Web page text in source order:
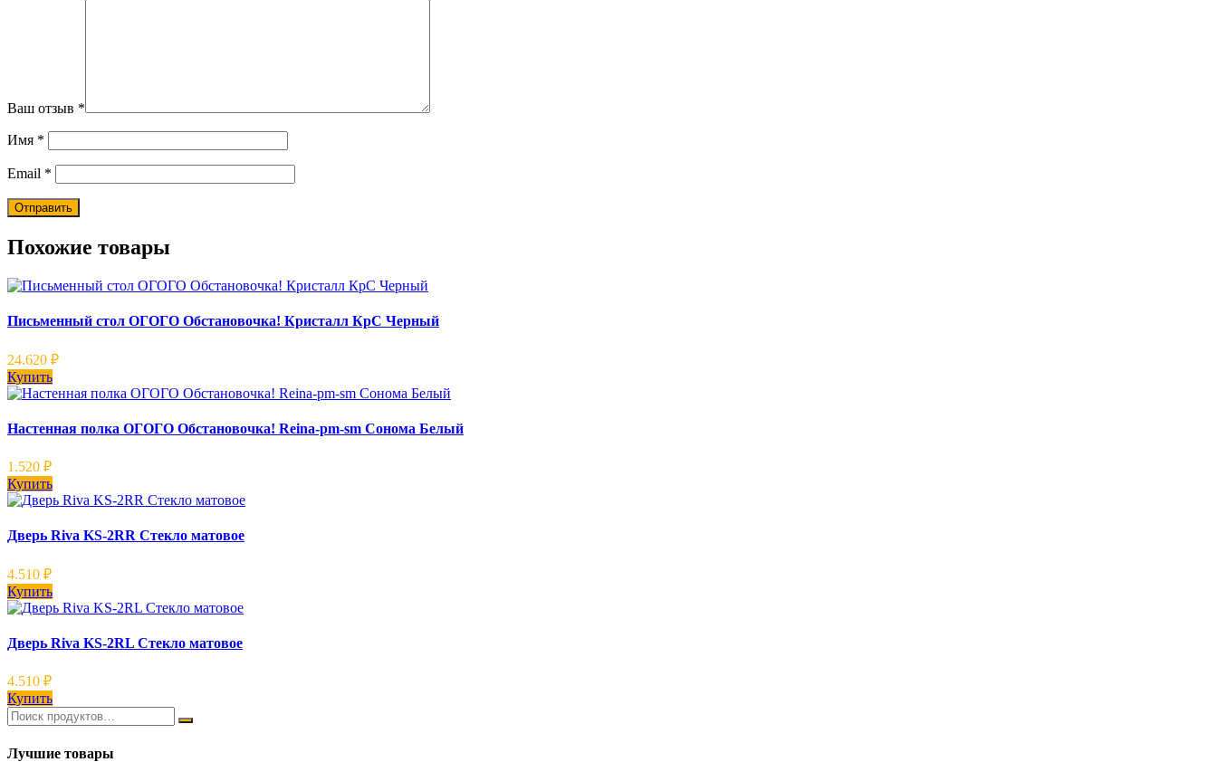
Ваш отзыв *
Имя *
Email *
Похожие товары
Письменный стол ОГОГО Обстановочка! Кристалл КрС Черный
24.620 ₽
Купить
Настенная полка ОГОГО Обстановочка! Reina-pm-sm Сонома Белый
1.520 ₽
Купить
Дверь Riva KS-2RR Стекло матовое
4.510 ₽
Купить
Дверь Riva KS-2RL Стекло матовое
4.510 ₽
Купить
Лучшие товары